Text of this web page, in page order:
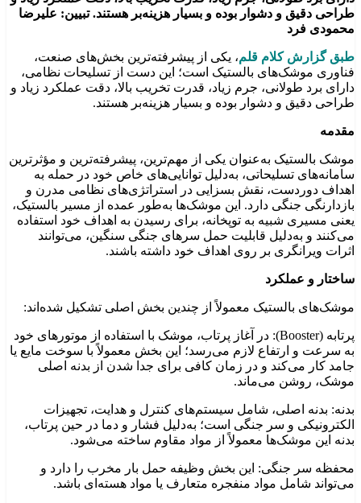
طراحی دقیق و دشوار بوده و بسیار هزینه‌بر هستند. تبیین: علیرضا
محمودی فرد
طبق گزارش کلام قلم، یکی از پیشرفته‌ترین بخش‌های صنعت،
فناوری موشک‌های بالستیک است؛ این دست از تسلیحات نظامی،
دارای برد طولانی، جرم زیاد، قدرت تخریب بالا، دقت عملکرد زیاد و
طراحی دقیق و دشوار بوده و بسیار هزینه‌بر هستند.
مقدمه
موشک بالستیک به‌عنوان یکی از مهم‌ترین، پیشرفته‌ترین و مؤثرترین
سامانه‌های تسلیحاتی، به‌دلیل توانایی‌های خاص خود در حمله به
اهداف دوردست، نقش بسزایی در استراتژی‌های نظامی مدرن و
بازدارنگی جنگی دارد. این موشک‌ها به‌طور عمده از مسیر بالستیک،
یعنی مسیری شبیه به توپخانه، برای رسیدن به اهداف خود استفاده
می‌کنند و به‌دلیل قابلیت حمل سرهای جنگی سنگین، می‌توانند
اثرات ویرانگری بر روی اهداف خود داشته باشند.
ساختار و عملکرد
موشک‌های بالستیک معمولاً از چندین بخش اصلی تشکیل شده‌اند:
پرتابه (Booster): در آغاز پرتاب، موشک با استفاده از موتورهای خود
به سرعت و ارتفاع لازم می‌رسد؛ این بخش معمولاً با سوخت مایع یا
جامد کار می‌کند و در زمان کافی برای جدا شدن از بدنه اصلی
موشک، روشن می‌ماند.
بدنه: بدنه اصلی، شامل سیستم‌های کنترل و هدایت، تجهیزات
الکترونیکی و سر جنگی است؛ به‌دلیل فشار و دما در حین پرتاب،
بدنه این موشک‌ها معمولاً از مواد مقاوم ساخته می‌شود.
محفظه سر جنگی: این بخش وظیفه حمل بار مخرب را دارد و
می‌تواند شامل مواد منفجره متعارف یا مواد هسته‌ای باشد.